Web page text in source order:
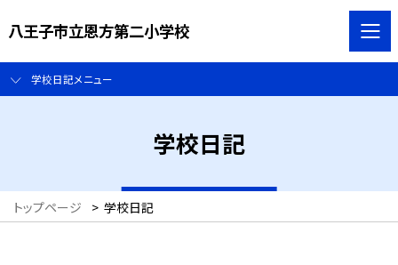
八王子市立恩方第二小学校
学校日記メニュー
学校日記
トップページ > 学校日記